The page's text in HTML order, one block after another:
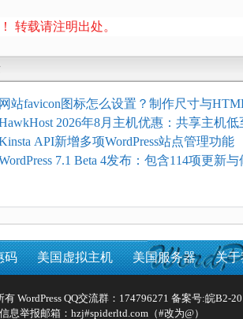
转载请注明出处。
网站favicon图标怎么设置？制作尺寸与
方法
2026年8月主机优惠：共享主机低
月，高性能主机同步折扣
API新增多项WordPress站点管理功能
7.1 Beta 4发布：包含114项更新与
码 美国虚拟主机 美国服务器 关
WordPress QQ交流群：174796271 备案号:皖B2-
息举报邮箱：hzj#spiderltd.com（#改为@）